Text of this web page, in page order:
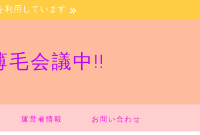
利用しています
会議中!!
運営者情報 お問い合わせ